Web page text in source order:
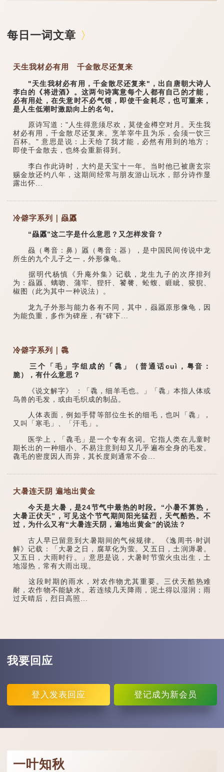
每日一词文章
天生我材必有用 千金散尽还复来
"天生我材必有用，千金散尽还复来"，出自唐朝大诗人
李白的《将进酒》。这两句诗寓意每个人都有自己的才能，
必有用处，在失意时不必气馁，即使千金耗尽，也可重来，
是人生低潮时激励向上的名句。
原诗写道："人生得意须尽欢，莫使金樽空对月。天生我
材必有用，千金散尽还复来。烹羊宰牛且为乐，会须一饮三
百杯。" 意思是说：上天给了我才能，必然有用到的地方；
即使千金散去，也终会重新得到。
李白作此诗时，大约是天宝十一年。当时他已被唐玄宗
赐金放还约八年，这期间经常与朋友游山玩水，部分诗作显
露出怀...
冷僻字系列｜赑屭
“赑屭”这二字是什么意思？又怎样发音？
赑（粤音：鼻）屭（粤音：器），是中国民间传说中龙
所生的九个儿子之一，外形像龟。
据明代杨慎《升庵外集》记载，龙生九子的次序排列
为：赑屭、螭吻、蒲牢、狴犴、饕餮、蚣蝮、睚眦、狻猊、
椒图（此为其中一种说法）。
龙九子外形与能力各有不同，其中，赑屭原形像龟，因
为能负重，多作为碑座，有“碑下...
冷僻字系列｜毳
三个「毛」字组成的「毳」（普通话cuì，粤音：
脆），有什么意思？
《说文解字》 ：「毳，细羊毛也。」「毳」本指人体或
鸟兽的毛发，或由毛织成的制品。
人体表面，例如手臂等部位生长的细毛，也叫「毳」，
又叫「寒毛」、「汗毛」。
医学上，「毳毛」是一个专有名词。它指人类在儿童时
期长出的一种细小、不易注意到却又几乎遍布全身的毛发。
毳毛的密度因人而异，其长度则通常不会...
大暑连天阴 遍地出黄金
今天是大暑，是24节气中最热的时段。“小暑不算热，
大暑正伏天”，可见这个节气期间阳光猛烈，天气酷热。不
过，为什么又有“大暑连天阴，遍地出黄金”的说法？
古人早已留意到大暑期间的气候规律。 《逸周书·时训
解》记载：「大暑之日，腐草化为萤。又五日，土润溽暑。
又五日，大雨时行。」意思是说，大暑时节萤火虫出生，土
地湿热，常有大雨出现。
这段时期的雨水，对农作物尤其重要。三伏天酷热难
耐，农作物不能缺水。若连续几天降雨，泥土得以湿润；雨
过天晴后，烈日高照...
我要回应
登入 发表回应 登记成为新会员
一叶知秋